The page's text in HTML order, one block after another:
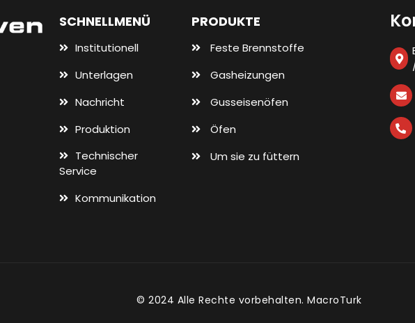
SCHNELLMENÜ
Institutionell
Unterlagen
Nachricht
Produktion
Technischer
Service
Kommunikation
PRODUKTE
Feste Brennstoffe
Gasheizungen
Gusseisenöfen
Öfen
Um sie zu füttern
© 2024 Alle Rechte vorbehalten.MacroTurk